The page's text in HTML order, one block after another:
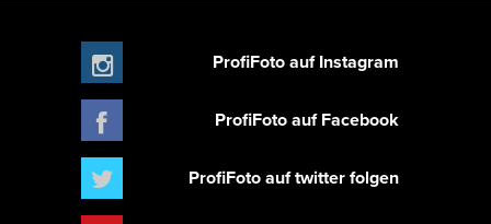
ProfiFoto auf Instagram
ProfiFoto auf Facebook
ProfiFoto auf twitter folgen